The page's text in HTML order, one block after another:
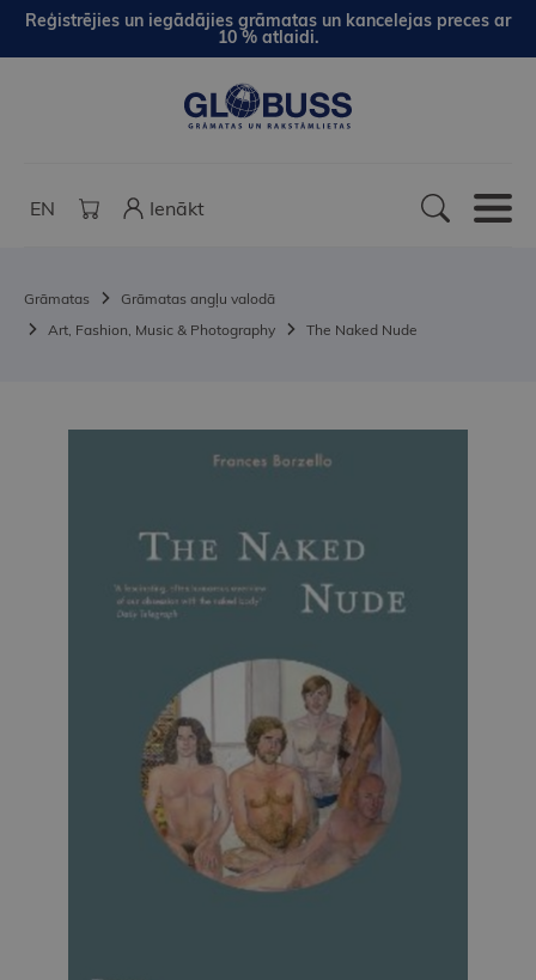
Reģistrējies un iegādājies grāmatas un kancelejas preces ar
10 % atlaidi.
EN Ienākt
Grāmatas
Grāmatas angļu valodā
Art, Fashion, Music & Photography
The Naked Nude